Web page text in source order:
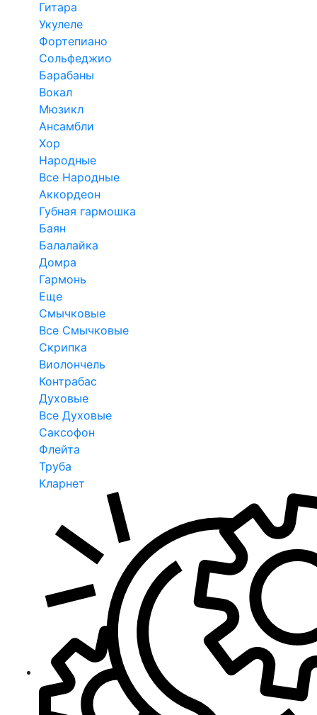
Гитара
Укулеле
Фортепиано
Сольфеджио
Барабаны
Вокал
Мюзикл
Ансамбли
Хор
Народные
Все Народные
Аккордеон
Губная гармошка
Баян
Балалайка
Домра
Гармонь
Еще
Смычковые
Все Смычковые
Скрипка
Виолончель
Контрабас
Духовые
Все Духовые
Саксофон
Флейта
Труба
Кларнет